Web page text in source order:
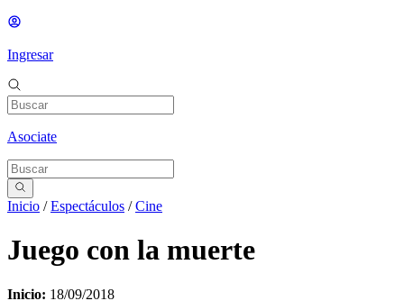
Ingresar
Asociate
Inicio /Espectáculos /Cine
Juego con la muerte
Inicio: 18/09/2018